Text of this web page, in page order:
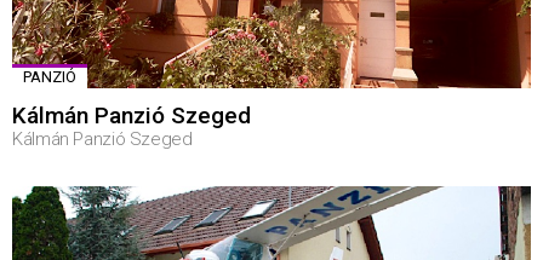
PANZIÓ
Kálmán Panzió Szeged
Kálmán Panzió Szeged